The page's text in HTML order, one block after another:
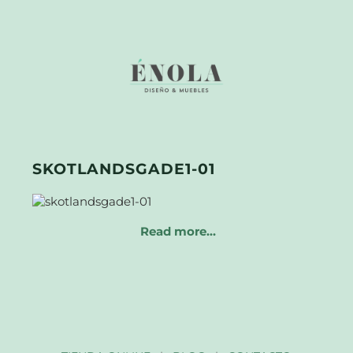
SKOTLANDSGADE1-01
Read more…